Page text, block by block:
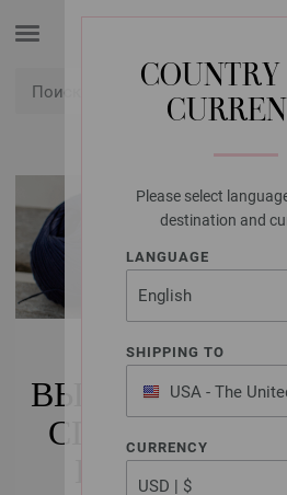
Please select
destination and
LANGUAGE
SHIPPING TO
USA - The
of America
CURRENCY
СПИЦЫ ДЛЯ
КРУГОВЫЕ